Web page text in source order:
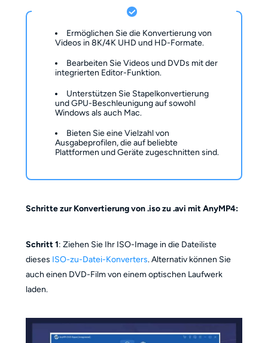
Ermöglichen Sie die Konvertierung von
Videos in 8K/4K UHD und HD-Formate.
Bearbeiten Sie Videos und DVDs mit der
integrierten Editor-Funktion.
Unterstützen Sie Stapelkonvertierung
und GPU-Beschleunigung auf sowohl
Windows als auch Mac.
Bieten Sie eine Vielzahl von
Ausgabeprofilen, die auf beliebte
Plattformen und Geräte zugeschnitten sind.
Schritte zur Konvertierung von .iso zu .avi mit AnyMP4:
Schritt 1: Ziehen Sie Ihr ISO-Image in die Dateiliste
dieses ISO-zu-Datei-Konverters. Alternativ können Sie
auch einen DVD-Film von einem optischen Laufwerk
laden.